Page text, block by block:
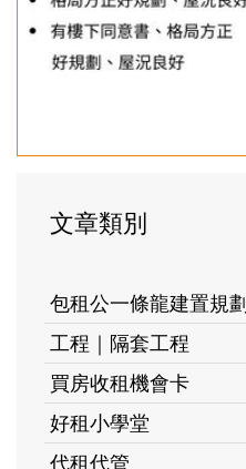
文章類別
包租公一條龍建置規劃
工程｜隔套工程
買房收租機會卡
好租小學堂
代租代管